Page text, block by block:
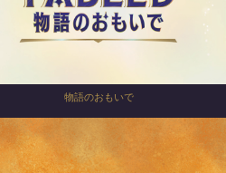
物語のおもいで